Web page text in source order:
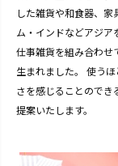
した雑貨や和食器、
ム・インドなどアジ
仕事雑貨を組み合わせ
生まれました。 使う
さを感じることのでき
提案いたします。